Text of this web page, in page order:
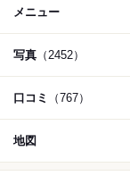
メニュー
写真 （2452）
口コミ （767）
地図